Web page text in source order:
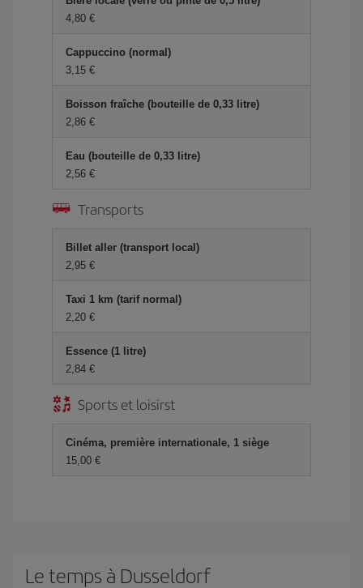
4,80 €
Cappuccino (normal)
3,15 €
Boisson fraîche (bouteille de 0,33 litre)
2,86 €
Eau (bouteille de 0,33 litre)
2,56 €
Transports
Billet aller (transport local)
2,95 €
Taxi 1 km (tarif normal)
2,20 €
Essence (1 litre)
2,84 €
Sports et loisirst
Cinéma, première internationale, 1 siège
15,00 €
Le temps à Dusseldorf